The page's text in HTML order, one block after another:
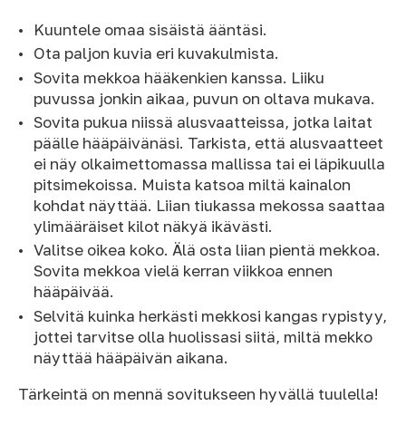
Kuuntele omaa sisäistä ääntäsi.
Ota paljon kuvia eri kuvakulmista.
Sovita mekkoa hääkenkien kanssa. Liiku
puvussa jonkin aikaa, puvun on oltava mukava.
Sovita pukua niissä alusvaatteissa, jotka laitat
päälle hääpäivänäsi. Tarkista, että alusvaatteet
ei näy olkaimettomassa mallissa tai ei läpikuulla
pitsimekoissa. Muista katsoa miltä kainalon
kohdat näyttää. Liian tiukassa mekossa saattaa
ylimääräiset kilot näkyä ikävästi.
Valitse oikea koko. Älä osta liian pientä mekkoa.
Sovita mekkoa vielä kerran viikkoa ennen
hääpäivää.
Selvitä kuinka herkästi mekkosi kangas rypistyy,
jottei tarvitse olla huolissasi siitä, miltä mekko
näyttää hääpäivän aikana.
Tärkeintä on mennä sovitukseen hyvällä tuulella!